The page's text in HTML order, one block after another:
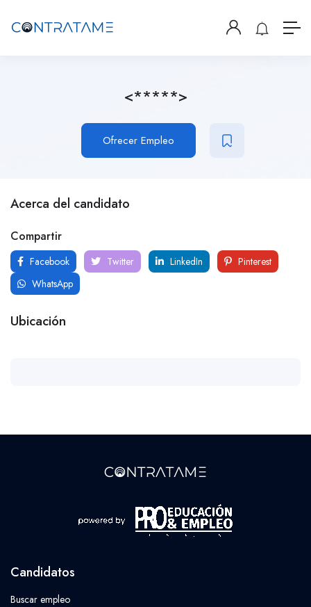
<*****>
Ofrecer Empleo
Acerca del candidato
Compartir
Facebook Twitter LinkedIn
Pinterest
WhatsApp
Ubicación
Candidatos
Buscar empleo